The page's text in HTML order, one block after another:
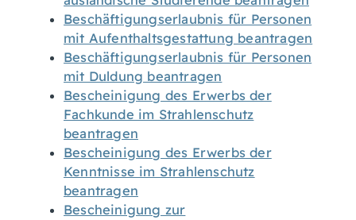
Beschäftigungserlaubnis für Personen
mit Aufenthaltsgestattung beantragen
Beschäftigungserlaubnis für Personen
mit Duldung beantragen
Bescheinigung des Erwerbs der
Fachkunde im Strahlenschutz
beantragen
Bescheinigung des Erwerbs der
Kenntnisse im Strahlenschutz
beantragen
Bescheinigung zur